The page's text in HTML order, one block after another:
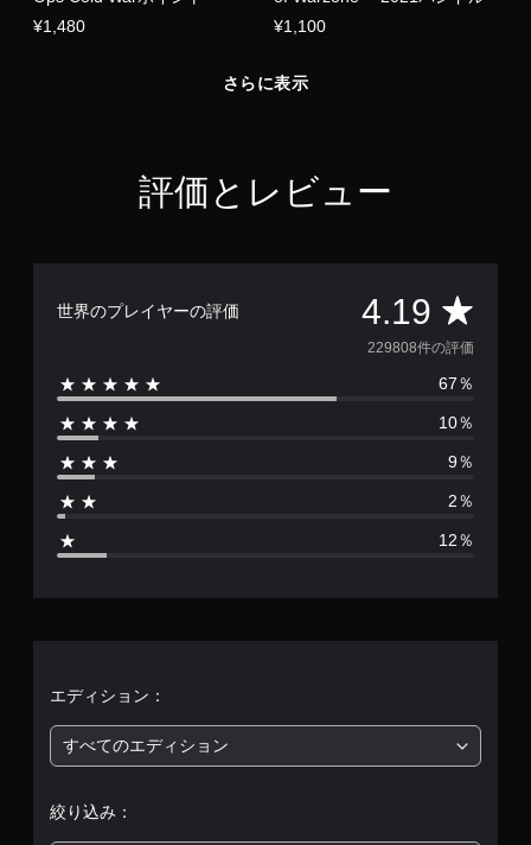
¥1,480 ¥1,100
さらに表示
評価とレビュー
世界のプレイヤーの評価 4.19 評
価
数
は
2
、
均
229808件の評価
67％
10％
9％
2％
12％
エディション：
すべてのエディション
絞り込み：